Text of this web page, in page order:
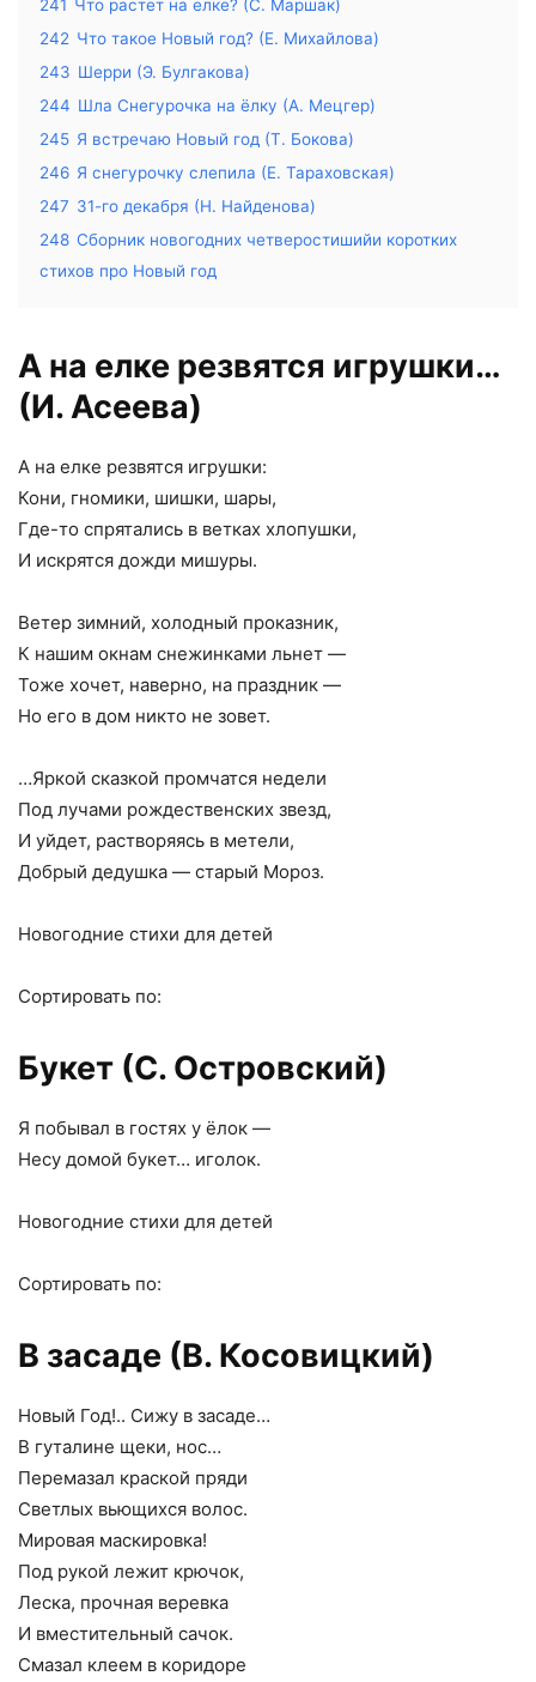
241 Что растет на елке? (С. Маршак)
242 Что такое Новый год? (Е. Михайлова)
243 Шерри (Э. Булгакова)
244 Шла Снегурочка на ёлку (А. Мецгер)
245 Я встречаю Новый год (Т. Бокова)
246 Я снегурочку слепила (Е. Тараховская)
247 31-го декабря (Н. Найденова)
248 Сборник новогодних четверостишийи коротких
стихов про Новый год
А на елке резвятся игрушки…
(И. Асеева)
А на елке резвятся игрушки:
Кони, гномики, шишки, шары,
Где-то спрятались в ветках хлопушки,
И искрятся дожди мишуры.
Ветер зимний, холодный проказник,
К нашим окнам снежинками льнет —
Тоже хочет, наверно, на праздник —
Но его в дом никто не зовет.
…Яркой сказкой промчатся недели
Под лучами рождественских звезд,
И уйдет, растворяясь в метели,
Добрый дедушка — старый Мороз.
Новогодние стихи для детей
Сортировать по:
Букет (С. Островский)
Я побывал в гостях у ёлок —
Несу домой букет… иголок.
Новогодние стихи для детей
Сортировать по:
В засаде (В. Косовицкий)
Новый Год!.. Сижу в засаде…
В гуталине щеки, нос…
Перемазал краской пряди
Светлых вьющихся волос.
Мировая маскировка!
Под рукой лежит крючок,
Леска, прочная веревка
И вместительный сачок.
Смазал клеем в коридоре